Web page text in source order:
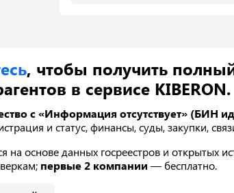
, чтобы получить
в сервисе KIBERON.
с «Информация отсутствует» (БИН
и статус, финансы, суды, закупки,
основе данных госреестров и открытых
первые 2 компании — бесплатно.